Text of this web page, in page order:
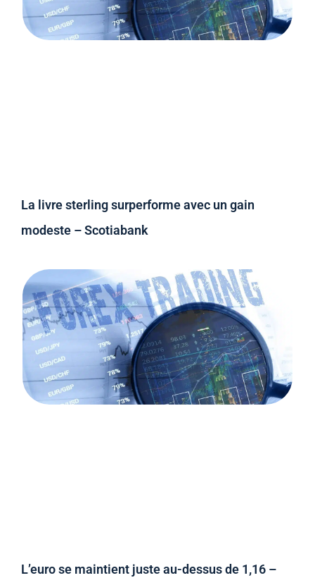
La livre sterling surperforme avec un gain
modeste – Scotiabank
L’euro se maintient juste au-dessus de 1,16 –